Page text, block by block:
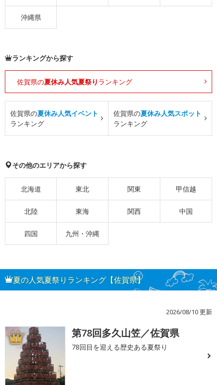
沖縄県
ランキングから探す
佐賀県の夏休み人気夏祭り ランキング
佐賀県の夏休み人気イベント
ランキング
佐賀県の夏休み人気スポット
ランキング
その他のエリアから探す
北海道 東北 関東 甲信越
北陸 東海 関西 中国
四国 九州・沖縄
夏の人気夏祭りランキング【佐賀県】
2026/08/10 更新
1 第78回多久山笠／佐賀県
78回目を迎える歴史ある夏祭り